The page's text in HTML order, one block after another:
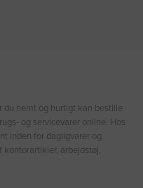
du nemt og hurtigt kan bestille
og servicevarer online. Hos
inden for dagligvarer og
kontorartikler, arbejdstøj,